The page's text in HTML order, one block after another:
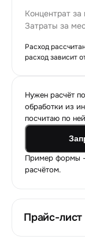
Концентрат за
Затраты за
Расход
расход зависит
Нужен расчёт
обработки из
посчитаю по
Пример формы —
расчётом.
Прайс-лист